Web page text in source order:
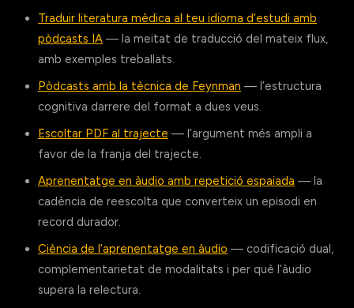
Traduir literatura mèdica al teu idioma d’estudi amb
pòdcasts IA — la meitat de traducció del mateix flux,
amb exemples treballats.
Pòdcasts amb la tècnica de Feynman — l’estructura
cognitiva darrere del format a dues veus.
Escoltar PDF al trajecte — l’argument més ampli a
favor de la franja del trajecte.
Aprenentatge en àudio amb repetició espaiada — la
cadència de reescolta que converteix un episodi en
record durador.
Ciència de l’aprenentatge en àudio — codificació dual,
complementarietat de modalitats i per què l’àudio
supera la relectura.